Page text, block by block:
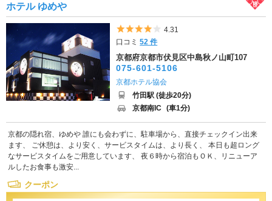
ホテル ゆめや
5つ星のうち4
4.31
口コミ52 件
京都府京都市伏見区中島秋ノ山町107
075-601-5106
京都ホテル協会
竹田駅 (徒歩20分)
京都南IC (車1分)
京都の隠れ宿、ゆめや 誰にも会わずに、駐車場から、直接チェックイン出来
ます、 ご休憩は、より安く、サービスタイムは、より長く、 本日も超ロング
なサービスタイムをご用意しています、 夜６時から宿泊もＯＫ、リニューア
ルしたお食事も激安...
クーポン